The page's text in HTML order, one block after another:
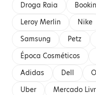
Droga Raia
Leroy Merlin
Nike
Samsung
Petz
Época Cosméticos
Adidas
Dell
Uber
Mercado